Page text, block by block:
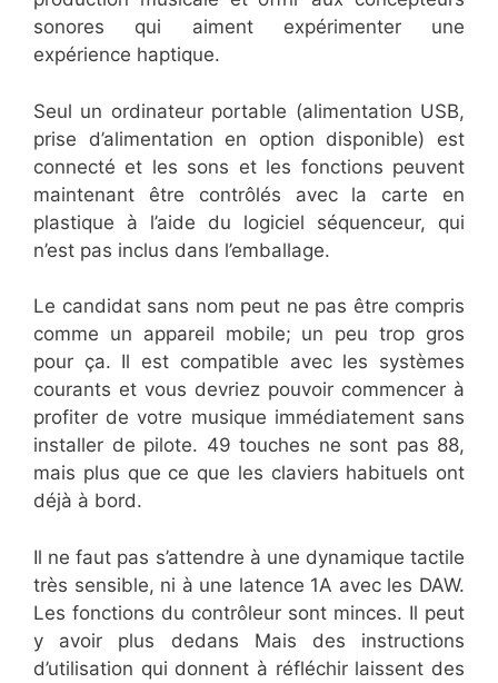
sonores qui aiment expérimenter une
expérience haptique.
Seul un ordinateur portable (alimentation USB,
prise d’alimentation en option disponible) est
connecté et les sons et les fonctions peuvent
maintenant être contrôlés avec la carte en
plastique à l’aide du logiciel séquenceur, qui
n’est pas inclus dans l’emballage.
Le candidat sans nom peut ne pas être compris
comme un appareil mobile; un peu trop gros
pour ça. Il est compatible avec les systèmes
courants et vous devriez pouvoir commencer à
profiter de votre musique immédiatement sans
installer de pilote. 49 touches ne sont pas 88,
mais plus que ce que les claviers habituels ont
déjà à bord.
Il ne faut pas s’attendre à une dynamique tactile
très sensible, ni à une latence 1A avec les DAW.
Les fonctions du contrôleur sont minces. Il peut
y avoir plus dedans Mais des instructions
d’utilisation qui donnent à réfléchir laissent des